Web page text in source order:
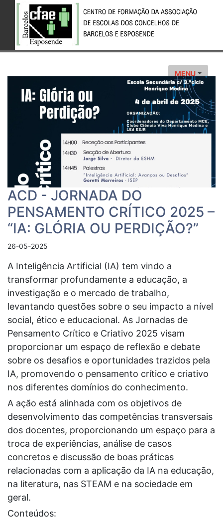
MENU
ACD - JORNADA DO
PENSAMENTO CRÍTICO 2025 –
“IA: GLÓRIA OU PERDIÇÃO?”
26-05-2025
A Inteligência Artificial (IA) tem vindo a
transformar profundamente a educação, a
investigação e o mercado de trabalho,
levantando questões sobre o seu impacto a nível
social, ético e educacional. As Jornadas de
Pensamento Crítico e Criativo 2025 visam
proporcionar um espaço de reflexão e debate
sobre os desafios e oportunidades trazidos pela
IA, promovendo o pensamento crítico e criativo
nos diferentes domínios do conhecimento.
A ação está alinhada com os objetivos de
desenvolvimento das competências transversais
dos docentes, proporcionando um espaço para a
troca de experiências, análise de casos
concretos e discussão de boas práticas
relacionadas com a aplicação da IA na educação,
na literatura, nas STEAM e na sociedade em
geral.
Conteúdos: